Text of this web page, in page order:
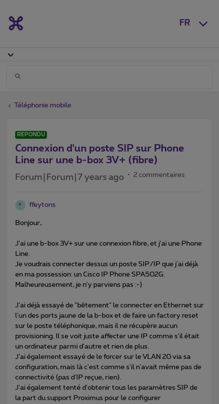
FR
Téléphonie mobile
RÉPONDU
Connexion d'un poste SIP sur Phone
Line sur une b-box 3V+ (fibre)
Forum|Forum|7 years ago 2 commentaires
F ffeytons
Bonjour,
J'ai une b-box 3V+ sur une connexion fibre, et j'ai une Phone
Line.
Je voudrais connecter dessus un poste SIP/IP que j'ai déjà
en ma possession: un Cisco IP Phone SPA502G.
Malheureusement, je n'y parviens pas :-)
J'ai déjà essayé de "bêtement" le connecter en Ethernet sur
l'un des ports jaune de la b-box et de faire un factory reset
sur le poste téléphonique, mais il ne récupère aucun
provisioning. Il se voit juste affecter une IP comme s'il était
un ordinateur parmi d'autre et rien de plus.
J'ai également essayé de le forcer sur le VLAN 20 via sa
configuration, mais là c'est comme s'il n'avait même pas de
connectivité (pas d'IP reçue, rien).
J'ai également tenté d'obtenir tous les paramètres SIP de
la part du support Proximus pour le configurer